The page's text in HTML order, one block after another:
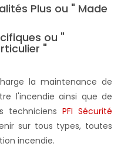
Plus ou " Made
ou "
"
la maintenance de
l'incendie ainsi que de
techniciens PFI Sécurité
sur tous types, toutes
incendie.